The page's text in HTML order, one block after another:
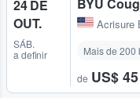
24 DE
OUT.
SÁB.
a definir
Acrisure
Mais de
de US$ 45